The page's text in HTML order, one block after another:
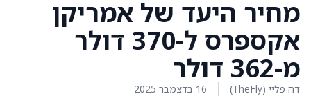
מחיר היעד של אמריקן
אקספרס ל-370 דולר
מ-362 דולר
דה פליי (TheFly) 16 בדצמבר 2025